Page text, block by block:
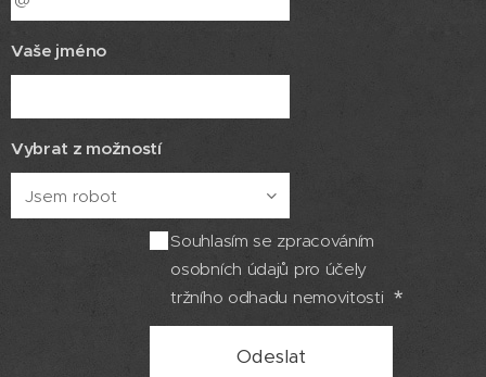
Vaše jméno
Vybrat z možností
Souhlasím se zpracováním
osobních údajů pro účely
tržního odhadu nemovitosti
Odeslat